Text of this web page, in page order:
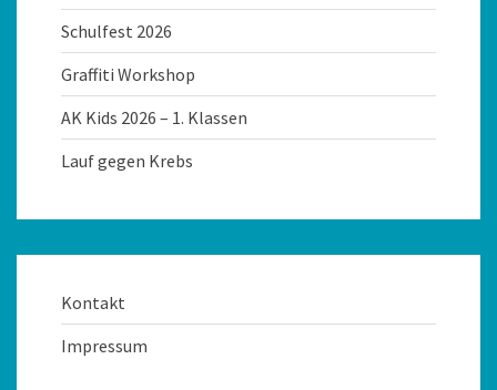
Schulfest 2026
Graffiti Workshop
AK Kids 2026 – 1. Klassen
Lauf gegen Krebs
Kontakt
Impressum